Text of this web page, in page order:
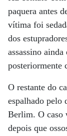
paquera antes
vítima foi
dos
assassino
posteriormente
O restante do
espalhado pelo
Berlim. O caso
depois que